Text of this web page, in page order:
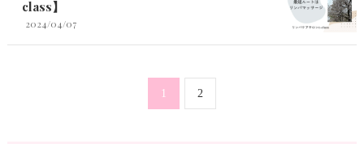
class】
2024/04/07
1 2